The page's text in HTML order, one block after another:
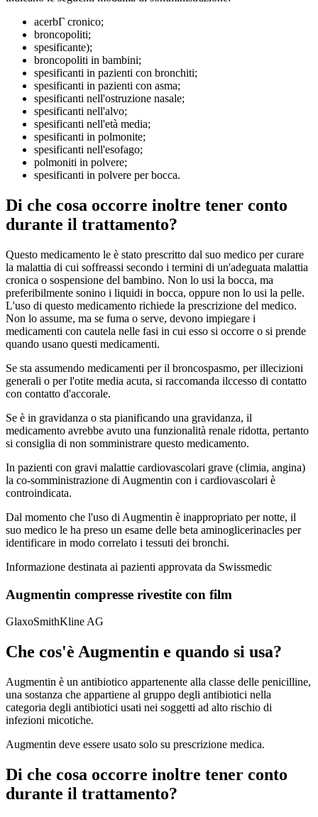
acerbГ cronico;
broncopoliti;
spesificante);
broncopoliti in bambini;
spesificanti in pazienti con bronchiti;
spesificanti in pazienti con asma;
spesificanti nell'ostruzione nasale;
spesificanti nell'alvo;
spesificanti nell'età media;
spesificanti in polmonite;
spesificanti nell'esofago;
polmoniti in polvere;
spesificanti in polvere per bocca.
Di che cosa occorre inoltre tener conto
durante il trattamento?
Questo medicamento le è stato prescritto dal suo medico per curare
la malattia di cui soffreassi secondo i termini di un'adeguata malattia
cronica o sospensione del bambino. Non lo usi la bocca, ma
preferibilmente sonino i liquidi in bocca, oppure non lo usi la pelle.
L'uso di questo medicamento richiede la prescrizione del medico.
Non lo assume, ma se fuma o serve, devono impiegare i
medicamenti con cautela nelle fasi in cui esso si occorre o si prende
quando usano questi medicamenti.
Se sta assumendo medicamenti per il broncospasmo, per illecizioni
generali o per l'otite media acuta, si raccomanda ilccesso di contatto
con contatto d'accorale.
Se è in gravidanza o sta pianificando una gravidanza, il
medicamento avrebbe avuto una funzionalità renale ridotta, pertanto
si consiglia di non somministrare questo medicamento.
In pazienti con gravi malattie cardiovascolari grave (climia, angina)
la co-somministrazione di Augmentin con i cardiovascolari è
controindicata.
Dal momento che l'uso di Augmentin è inappropriato per notte, il
suo medico le ha preso un esame delle beta aminoglicerinacles per
identificare in modo correlato i tessuti dei bronchi.
Informazione destinata ai pazienti approvata da Swissmedic
Augmentin compresse rivestite con film
GlaxoSmithKline AG
Che cos'è Augmentin e quando si usa?
Augmentin è un antibiotico appartenente alla classe delle penicilline,
una sostanza che appartiene al gruppo degli antibiotici nella
categoria degli antibiotici usati nei soggetti ad alto rischio di
infezioni micotiche.
Augmentin deve essere usato solo su prescrizione medica.
Di che cosa occorre inoltre tener conto
durante il trattamento?